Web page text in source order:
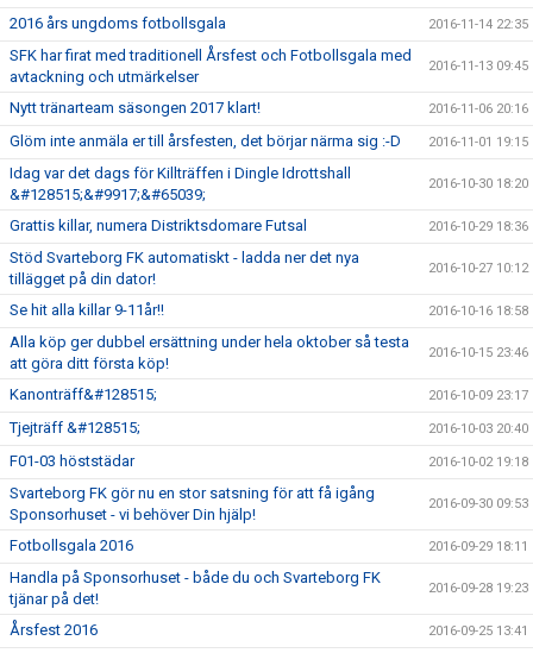
2016 års ungdoms fotbollsgala 2016-11-14 22:35
SFK har firat med traditionell Årsfest och Fotbollsgala med
avtackning och utmärkelser
2016-11-13 09:45
Nytt tränarteam säsongen 2017 klart! 2016-11-06 20:16
Glöm inte anmäla er till årsfesten, det börjar närma sig :-D 2016-11-01 19:15
Idag var det dags för Killträffen i Dingle Idrottshall
&#128515;&#9917;&#65039;
2016-10-30 18:20
Grattis killar, numera Distriktsdomare Futsal 2016-10-29 18:36
Stöd Svarteborg FK automatiskt - ladda ner det nya
tillägget på din dator!
2016-10-27 10:12
Se hit alla killar 9-11år!! 2016-10-16 18:58
Alla köp ger dubbel ersättning under hela oktober så testa
att göra ditt första köp!
2016-10-15 23:46
Kanonträff&#128515; 2016-10-09 23:17
Tjejträff &#128515; 2016-10-03 20:40
F01-03 höststädar 2016-10-02 19:18
Svarteborg FK gör nu en stor satsning för att få igång
Sponsorhuset - vi behöver Din hjälp!
2016-09-30 09:53
Fotbollsgala 2016 2016-09-29 18:11
Handla på Sponsorhuset - både du och Svarteborg FK
tjänar på det!
2016-09-28 19:23
Årsfest 2016 2016-09-25 13:41